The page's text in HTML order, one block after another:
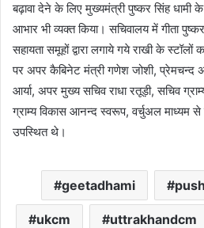
बढ़ावा देने के लिए मुख्यमंत्री पुष्कर सिंह धामी
आभार भी व्यक्त किया। सचिवालय में गीता
सहायता समूहों द्वारा लगाये गये राखी के
पर अपर कैबिनेट मंत्री गणेश जोशी, प्रेमचन्द
आर्या, अपर मुख्य सचिव राधा रतूड़ी, सचिव
ग्राम्य विकास आनन्द स्वरूप, वर्चुअल माध्यम से
उपस्थित थे।
geetadhami
ukcm uttrakhandcm